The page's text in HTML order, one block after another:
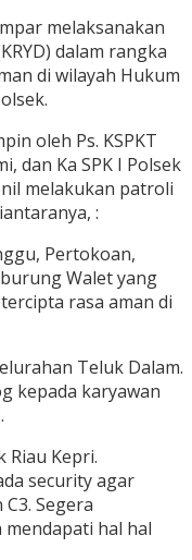
melaksanakan
dalam rangka
di wilayah Hukum
oleh Ps. KSPKT
dan Ka SPK I Polsek
melakukan patroli
:
Pertokoan,
Walet yang
rasa aman di
Teluk Dalam.
kepada karyawan
Riau Kepri.
security agar
Segera
hal hal